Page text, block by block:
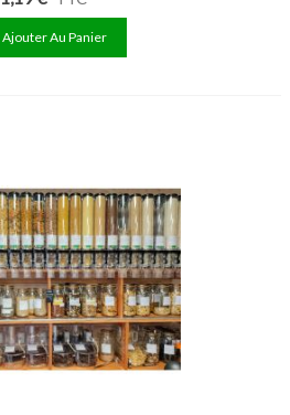
Ajouter Au Panier